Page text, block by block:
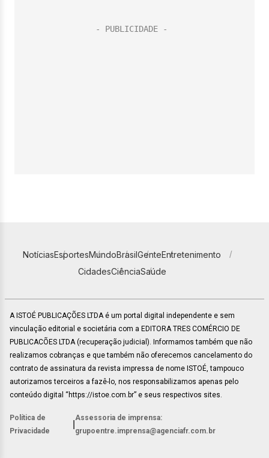
NotíciasEsportesMundoBrasilGenteEntretenimento
CidadesCiênciaSaúde
A ISTOÉ PUBLICAÇÕES LTDA é um portal digital independente e sem
vinculação editorial e societária com a EDITORA TRES COMÉRCIO DE
PUBLICACÕES LTDA (recuperação judicial). Informamos também que não
realizamos cobranças e que também não oferecemos cancelamento do
contrato de assinatura da revista impressa de nome ISTOÉ, tampouco
autorizamos terceiros a fazê-lo, nos responsabilizamos apenas pelo
conteúdo digital “https://istoe.com.br” e seus respectivos sites.
Política de
Privacidade
Assessoria de imprensa:
grupoentre.imprensa@agenciafr.com.br